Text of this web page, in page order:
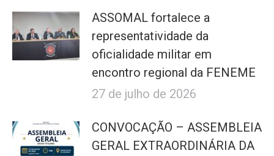
ASSOMAL fortalece a
representatividade da
oficialidade militar em
encontro regional da FENEME
27 de julho de 2026
CONVOCAÇÃO – ASSEMBLEIA
GERAL EXTRAORDINÁRIA DA